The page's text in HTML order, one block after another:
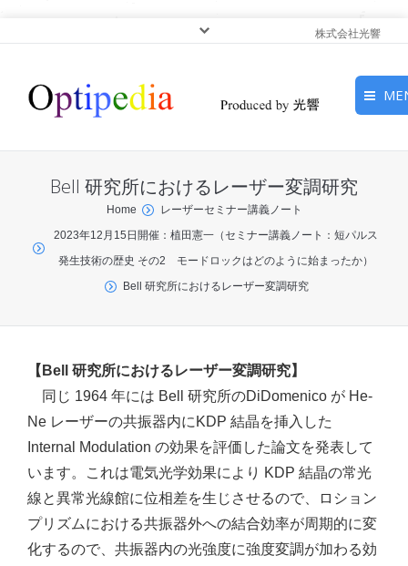
株式会社光響
ピックアップ
光基礎・光源
光応用・アプリケーショ
Bell 研究所におけるレーザー変調研究
You are here:Home
レーザーセミナー講義ノート
2023年12月15日開催：植田憲一（セミナー講義ノート：短パルス
発生技術の歴史 その2 モードロックはどのように始まったか）
Bell 研究所におけるレーザー変調研究
【Bell 研究所におけるレーザー変調研究】
同じ 1964 年には Bell 研究所のDiDomenico が He-
Ne レーザーの共振器内にKDP 結晶を挿入した
Internal Modulation の効果を評価した論文を発表して
います。これは電気光学効果により KDP 結晶の常光
線と異常光線館に位相差を生じさせるので、ロション
プリズムにおける共振器外への結合効率が周期的に変
化するので、共振器内の光強度に強度変調が加わる効